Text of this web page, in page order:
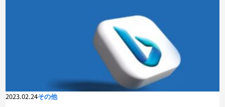
2023.02.24その他